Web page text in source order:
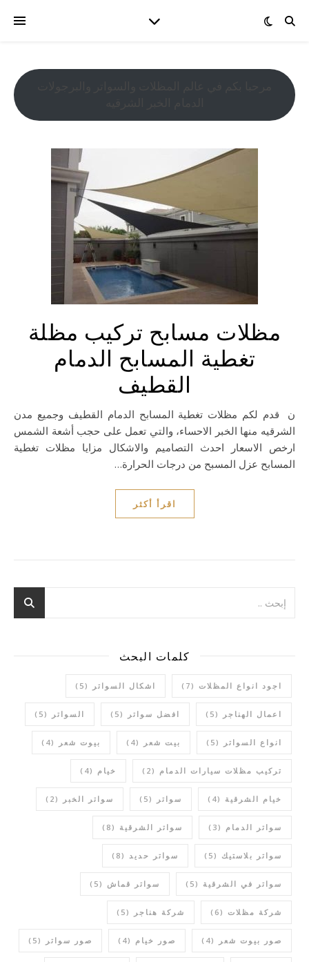
مظلات مسابح تركيب مظلة
تغطية المسابح الدمام
القطيف
نقدم لكم مظلات تغطية المسابح الدمام القطيف وجميع مدن
الشرقيه منها الخبر الاحساء، والتي تعمل على حجب أشعة الشمس
ارخص الاسعار احدث التصاميم والاشكال مزايا مظلات تغطية
المسابح عزل المسبح من درجات الحرارة…
اقرأ أكثر
كلمات البحث
اجود انواع المظلات (7) اشكال السواتر (5)
اعمال الهناجر (5) افضل سواتر (5) السواتر (5)
انواع السواتر (5) بيت شعر (4) بيوت شعر (4)
تركيب مظلات سيارات الدمام (2) خيام (4)
خيام الشرقية (4) سواتر (5) سواتر الخبر (2)
سواتر الدمام (3) سواتر الشرقية (8)
سواتر بلاستيك (5) سواتر حديد (8)
سواتر في الشرقية (5) سواتر قماش (5)
شركة مظلات (6) شركة هناجر (5)
صور بيوت شعر (4) صور خيام (4) صور سواتر (5)